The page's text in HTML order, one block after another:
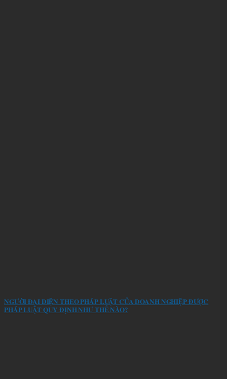
NGƯỜI ĐẠI DIỆN THEO PHÁP LUẬT CỦA DOANH NGHIỆP ĐƯỢC
PHÁP LUẬT QUY ĐỊNH NHƯ THẾ NÀO?